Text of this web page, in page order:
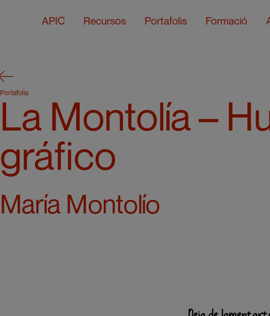
APIC Recursos Portafolis Formació
Portafolis
La Montolía –
gráfico
María Montolío